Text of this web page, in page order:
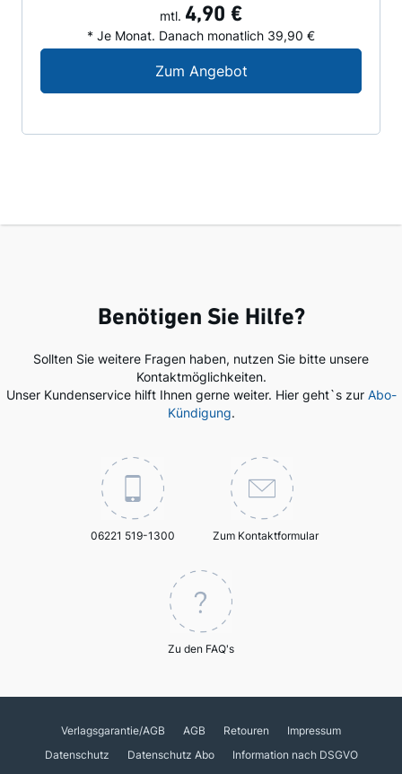
mtl. 4,90 €
* Je Monat. Danach monatlich 39,90 €
Zum AngebotDigital-Angebot für
Benötigen Sie Hilfe?
Sollten Sie weitere Fragen haben, nutzen Sie bitte unsere
Kontaktmöglichkeiten.
Unser Kundenservice hilft Ihnen gerne weiter. Hier geht`s zur Abo-
Kündigung.
06221 519-1300 Zum Kontaktformular
Zu den FAQ's
Verlagsgarantie/AGB AGB Retouren
Impressum
Datenschutz
Datenschutz Abo
Information nach DSGVO